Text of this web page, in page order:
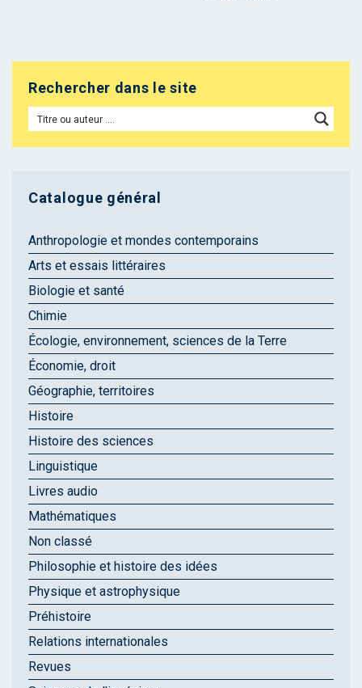
Rechercher dans le site
Catalogue général
Anthropologie et mondes contemporains
Arts et essais littéraires
Biologie et santé
Chimie
Écologie, environnement, sciences de la Terre
Économie, droit
Géographie, territoires
Histoire
Histoire des sciences
Linguistique
Livres audio
Mathématiques
Non classé
Philosophie et histoire des idées
Physique et astrophysique
Préhistoire
Relations internationales
Revues